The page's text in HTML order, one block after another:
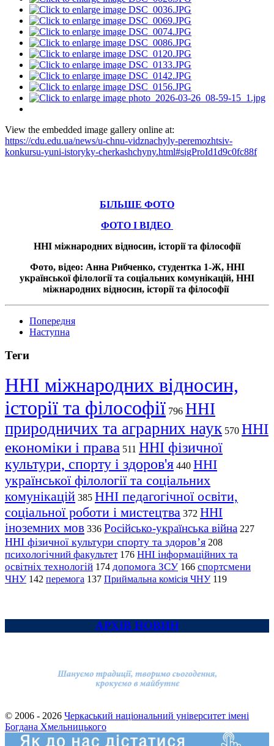
View the embedded image gallery online at:
https://cdu.edu.ua/news/u-chnu-vidznachyly-peremozhtsiv-
konkursu-yuni-istoryky-cherkashchyny.html#sigProId1d9c0fc88f
БІЛЬШЕ ФОТО
ФОТО І ВІДЕО
ННІ міжнародних відносин, історії та філософії
Фото, відео: Анна Рибченко, студентка 1-Ж, ННІ
української філології та соціальних комунікацій, ННІ
міжнародних відносин, історії та філософії
Попередня
Наступна
Теги
ННІ міжнародних відносин,
історії та філософії 796 ННІ
природничих та аграрних наук 570 ННІ
економіки і права 511 ННІ фізичної
культури, спорту і здоров'я 440 ННІ
української філології та соціальних
комунікацій 385 ННІ педагогічної освіти,
соціальної роботи і мистецтва 372 ННІ
іноземних мов 336 Російсько-українська війна 227
ННІ фізичної культури спорту та здоров’я 208
психологічний факультет 176 ННІ інформаційних та
освітніх технологій 174 допомога ЗСУ 166 спортсмени
ЧНУ 142 перемога 137 Приймальна комісія ЧНУ 119
АРХІВ НОВИН
© 2006 - 2026 Черкаський національний університет імені
Богдана Хмельницького